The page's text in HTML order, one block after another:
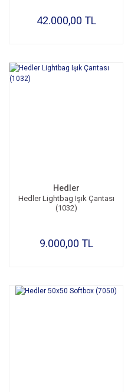
42.000,00 TL
Hedler
Hedler Lightbag Işık Çantası
(1032)
9.000,00 TL